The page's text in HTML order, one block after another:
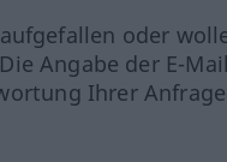
oder
Angabe der E-
Ihrer